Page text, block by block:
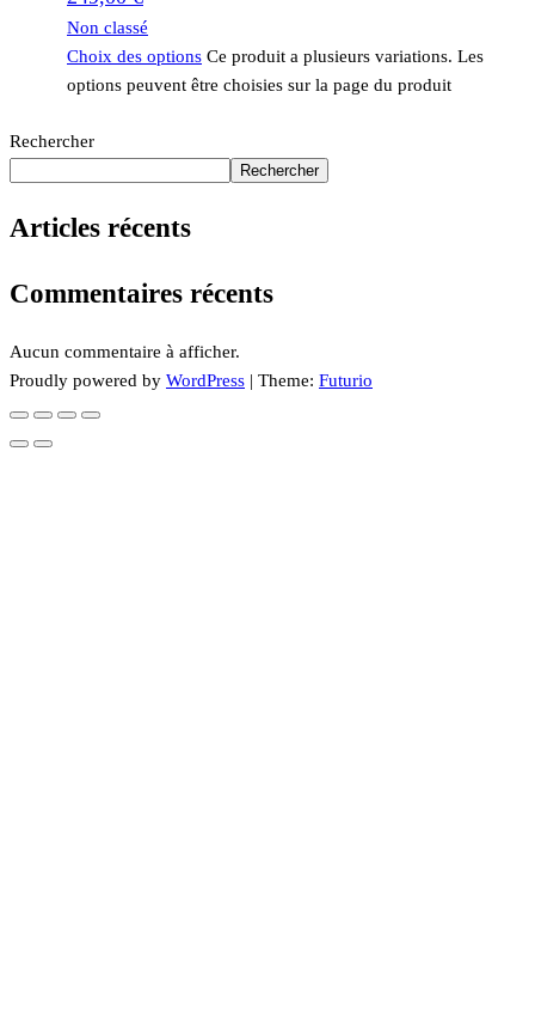
Non classé
Choix des options Ce produit a plusieurs variations. Les
options peuvent être choisies sur la page du produit
Rechercher
Rechercher
Articles récents
Commentaires récents
Aucun commentaire à afficher.
Proudly powered by WordPress | Theme: Futurio